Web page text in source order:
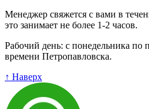
Менеджер свяжется с вами в
это занимает не более 1-2 часов.
Рабочий день: с понедельника по
времени Петропавловска.
↑ Наверх